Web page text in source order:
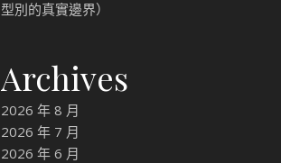
型別的真實邊界）
Archives
2026 年 8 月
2026 年 7 月
2026 年 6 月